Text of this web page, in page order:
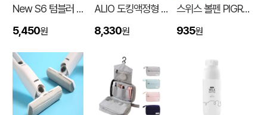
New S6 텀블러 600ml
5,450원
ALIO 도킹액정형 고속충전PD22.5W 아이패스트 보조배터리 5000mAh
8,330원
스위스 볼펜 PIGRA P03 피그라 볼펜
935원